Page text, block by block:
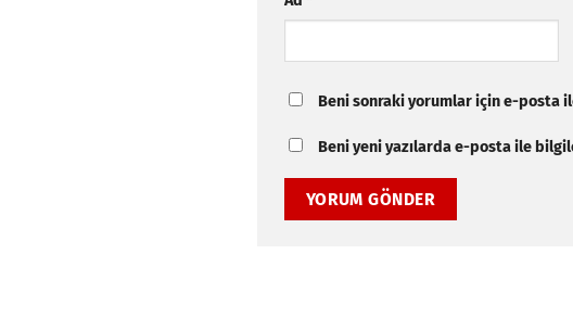
Beni sonraki yorumlar için e-posta
Beni yeni yazılarda e-posta ile